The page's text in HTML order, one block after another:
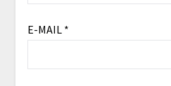
E-MAIL *